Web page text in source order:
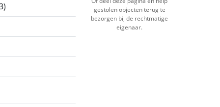
gestolen objecten terug te
bezorgen bij de rechtmatige
eigenaar.